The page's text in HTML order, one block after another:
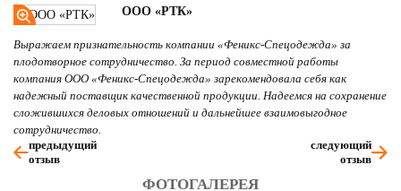
ООО «РТК»
Выражаем признательность компании «Феникс-Спецодежда» за
плодотворное сотрудничество. За период совместной работы
компания ООО «Феникс-Спецодежда» зарекомендовала себя как
надежный поставщик качественной продукции. Надеемся на сохранение
сложившихся деловых отношений и дальнейшее взаимовыгодное
сотрудничество.
предыдущий
отзыв
следующий
отзыв
ФОТОГАЛЕРЕЯ